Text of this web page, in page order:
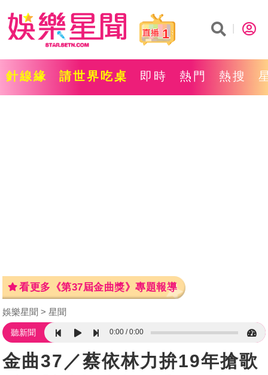
1
針線緣 請世界吃桌 即時 熱門 熱搜
看更多《第37屆金曲獎》專題報導
娛樂星聞 星聞
聽新聞 0:00 0:00
金曲37／蔡依林力拚19年搶歌